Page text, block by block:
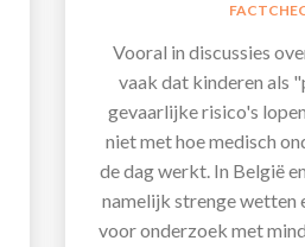
Vooral in discussies
vaak dat kinderen als
gevaarlijke risico's
niet met hoe medisch
de dag werkt. In België
namelijk strenge wetten
voor onderzoek met